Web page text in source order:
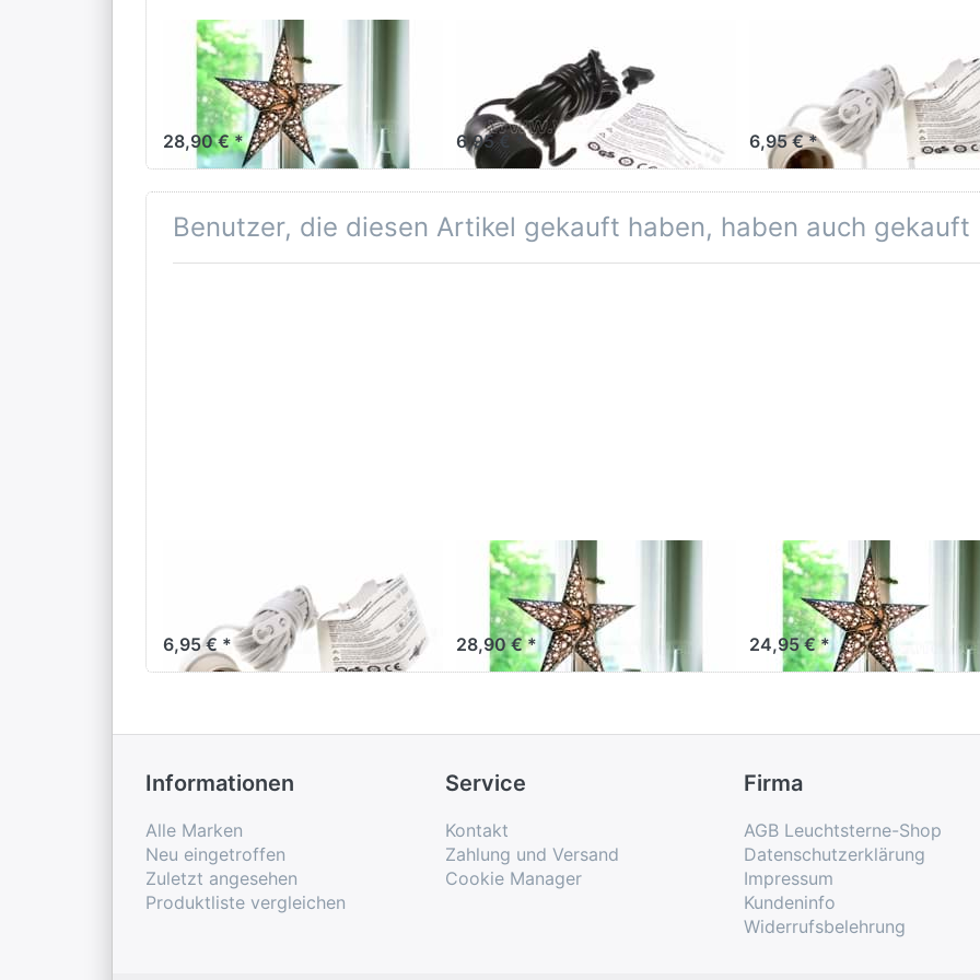
EARTH FRIENDLY
starlightz table
stand Lampenfuß M
28,90 € *
Verstromung
schwarz 4 m
6,95 € *
Verstromung
6,95 € *
Benutzer, die diesen Artikel gekauft haben, haben auch gekauft
Verstromung weiß 4
6,95 € *
starlightz table
stand Lampenfuß M
28,90 € *
starlightz table
stand Lampenfuß
24,95 € *
Informationen
Alle Marken
Neu eingetroffen
Zuletzt angesehen
Produktliste vergleichen
Service
Kontakt
Zahlung und Versand
Cookie Manager
Firma
AGB Leuchtsterne-Shop
Datenschutzerklärung
Impressum
Kundeninfo
Widerrufsbelehrung